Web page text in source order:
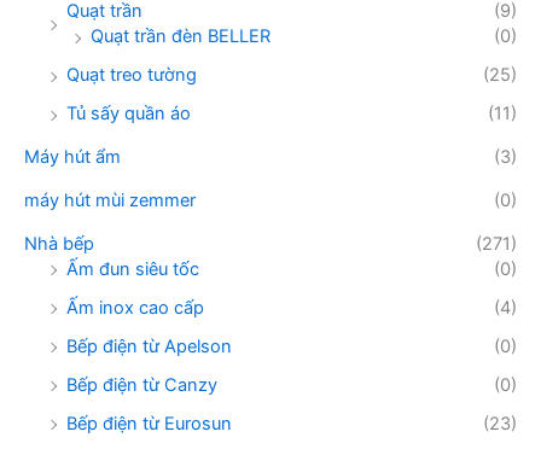
Quạt trần
(9)
Quạt trần đèn BELLER
(0)
Quạt treo tường
(25)
Tủ sấy quần áo
(11)
Máy hút ẩm
(3)
máy hút mùi zemmer
(0)
Nhà bếp
(271)
Ấm đun siêu tốc
(0)
Ấm inox cao cấp
(4)
Bếp điện từ Apelson
(0)
Bếp điện từ Canzy
(0)
Bếp điện từ Eurosun
(23)